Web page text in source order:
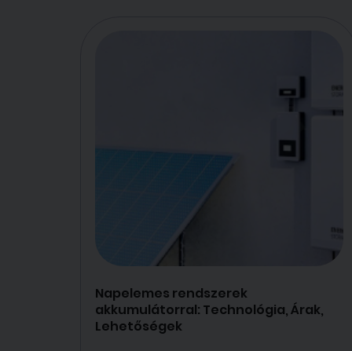
Napelemes rendszerek
akkumulátorral: Technológia, Árak,
Lehetőségek